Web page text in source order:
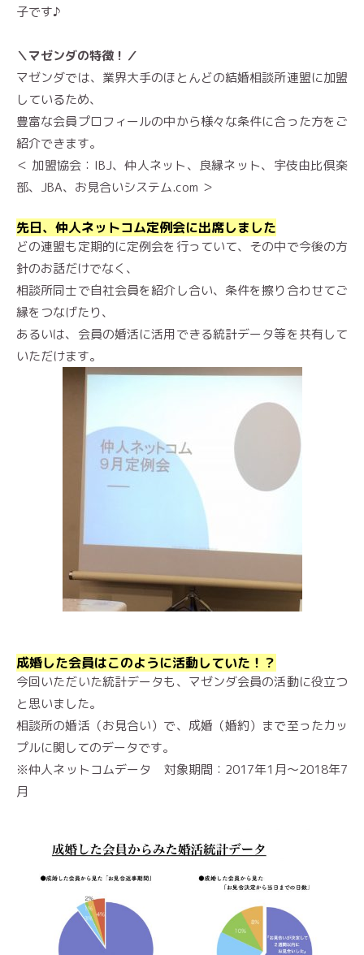
子です♪
＼マゼンダの特徴！／
マゼンダでは、業界大手のほとんどの結婚相談所連盟に加盟
しているため、
豊富な会員プロフィールの中から様々な条件に合った方をご
紹介できます。
＜ 加盟協会：IBJ、仲人ネット、良縁ネット、宇伎由比倶楽
部、JBA、お見合いシステム.com ＞
先日、仲人ネットコム定例会に出席しました
どの連盟も定期的に定例会を行っていて、その中で今後の方
針のお話だけでなく、
相談所同士で自社会員を紹介し合い、条件を擦り合わせてご
縁をつなげたり、
あるいは、会員の婚活に活用できる統計データ等を共有して
いただけます。
成婚した会員はこのように活動していた！？
今回いただいた統計データも、マゼンダ会員の活動に役立つ
と思いました。
相談所の婚活（お見合い）で、成婚（婚約）まで至ったカッ
プルに関してのデータです。
※仲人ネットコムデータ 対象期間：2017年1月〜2018年7
月